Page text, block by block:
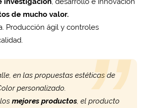
de mucho valor.
Producción ágil y controles
en las propuestas estéticas de
personalizado.
losmejores productos, el producto